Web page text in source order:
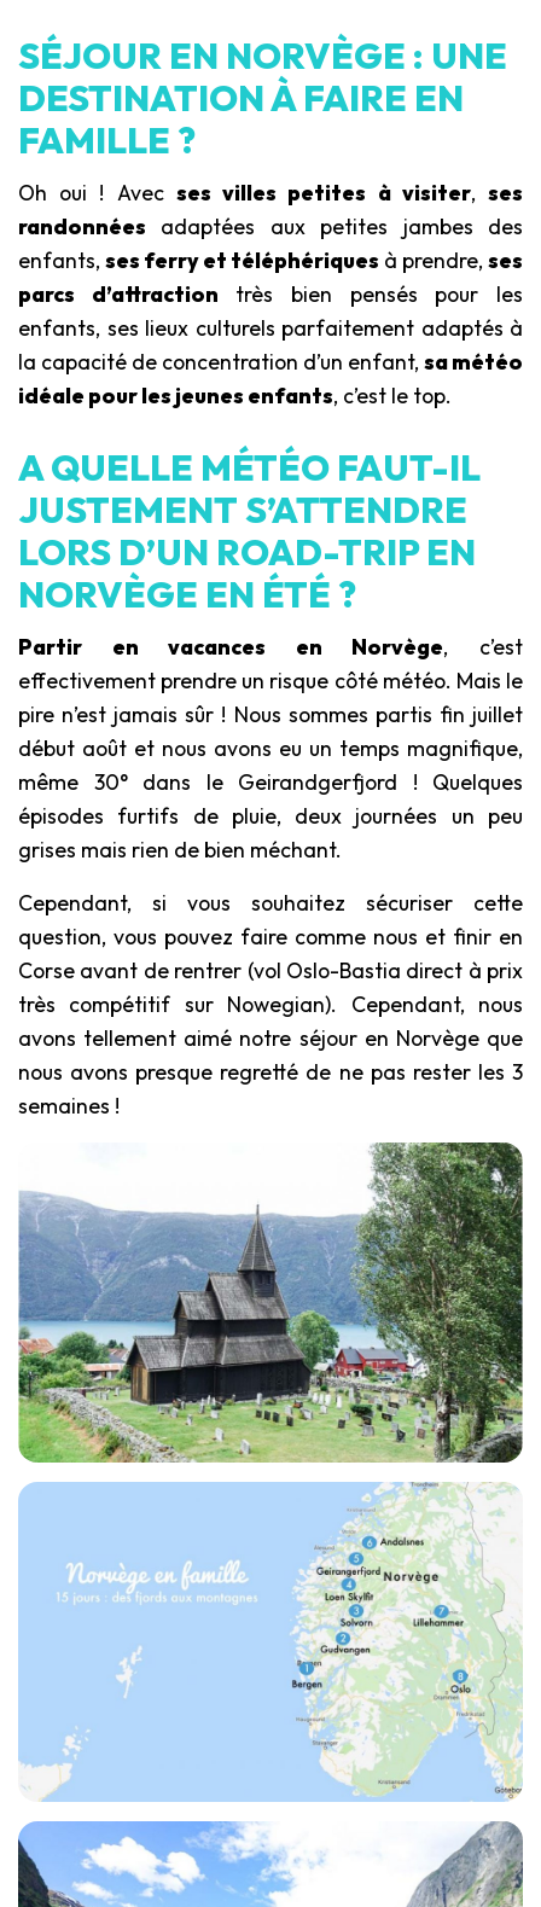
SÉJOUR EN NORVÈGE : UNE
DESTINATION À FAIRE EN
FAMILLE ?
Oh oui ! Avec ses villes petites à visiter,ses
randonnées adaptées aux petites jambes des
enfants, ses ferry et téléphériques à prendre, ses
parcs d’attraction très bien pensés pour les
enfants, ses lieux culturels parfaitement adaptés à
la capacité de concentration d’un enfant, sa météo
idéale pour les jeunes enfants, c’est le top.
A QUELLE MÉTÉO FAUT-IL
JUSTEMENTS’ATTENDRE
LORS D’UN ROAD-TRIP EN
NORVÈGE EN ÉTÉ ?
Partir en vacances en Norvège, c’est
effectivement prendre un risque côté météo. Mais le
pire n’est jamais sûr ! Nous sommes partis fin juillet
début août et nous avons eu un temps magnifique,
même 30° dans le Geirandgerfjord ! Quelques
épisodes furtifs de pluie, deux journées un peu
grises mais rien de bien méchant.
Cependant, si vous souhaitez sécuriser cette
question, vous pouvez faire comme nous et finir en
Corse avant de rentrer (vol Oslo-Bastia direct à prix
très compétitif sur Nowegian). Cependant, nous
avons tellement aimé notre séjour en Norvège que
nous avons presque regretté de ne pas rester les 3
semaines !